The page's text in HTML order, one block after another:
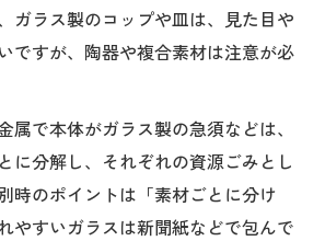
ガラス製のコップや皿は、見た目や
ですが、陶器や複合素材は注意が必
属で本体がガラス製の急須などは、
に分解し、それぞれの資源ごみとし
時のポイントは「素材ごとに分け
やすいガラスは新聞紙などで包んで